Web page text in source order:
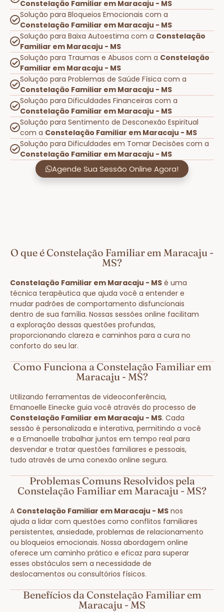
Constelação Familiar em Maracaju - MS
Solução para Bloqueios Emocionais com a
Constelação Familiar em Maracaju - MS
Solução para Baixa Autoestima com a Constelação
Familiar em Maracaju - MS
Solução para Traumas e Abusos com a Constelação
Familiar em Maracaju - MS
Solução para Problemas de Saúde Física com a
Constelação Familiar em Maracaju - MS
Solução para Dificuldades Financeiras com a
Constelação Familiar em Maracaju - MS
Solução para Sentimento de Desconexão Espiritual
com a Constelação Familiar em Maracaju - MS
Solução para Dificuldades em Tomar Decisões com a
Constelação Familiar em Maracaju - MS
Agende Sua Sessão Online Agora!
O que é Constelação Familiar em Maracaju -
MS?
Constelação Familiar em Maracaju - MS é uma
técnica terapêutica que ajuda você a entender e
mudar padrões de comportamento disfuncionais
dentro de sua família. Nossas sessões online facilitam
a exploração dessas questões profundas,
proporcionando clareza e caminhos para a cura no
conforto do seu lar.
Como Funciona a Constelação Familiar em
Maracaju - MS?
Utilizando ferramentas de videoconferência,
Emanoelle Einecke guia você através do processo de
Constelação Familiar em Maracaju - MS. Cada
sessão é personalizada e interativa, permitindo a você
e a Emanoelle trabalhar juntos em tempo real para
desvendar e tratar questões familiares e pessoais,
tudo através de uma conexão online segura.
Problemas Comuns Resolvidos pela
Constelação Familiar em Maracaju - MS?
A Constelação Familiar em Maracaju - MS nos
ajuda a lidar com questões como conflitos familiares
persistentes, ansiedade, problemas de relacionamento
ou bloqueios emocionais. Nossa abordagem online
oferece um caminho prático e eficaz para superar
esses obstáculos sem a necessidade de
deslocamentos ou consultórios físicos.
Benefícios da Constelação Familiar em
Maracaju - MS